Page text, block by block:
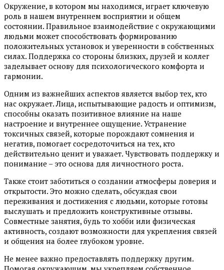
Окружение, в котором мы находимся, играет ключевую
роль в нашем внутреннем восприятии и общем
состоянии. Правильное взаимодействие с окружающими
людьми может способствовать формированию
положительных установок и уверенности в собственных
силах. Поддержка со стороны близких, друзей и коллег
заделывает основу для психологического комфорта и
гармонии.
Одним из важнейших аспектов является выбор тех, кто
нас окружает. Лица, испытывающие радость и оптимизм,
способны оказать позитивное влияние на наше
настроение и внутреннее ощущение. Устранение
токсичных связей, которые порождают сомнения и
негатив, помогает сосредоточиться на тех, кто
действительно ценит и уважает. Чувствовать поддержку и
понимание – это основа для личностного роста.
Также стоит заботиться о создании атмосферы доверия и
открытости. Это можно сделать, обсуждая свои
переживания и достижения с людьми, которые готовы
выслушать и предложить конструктивные отзывы.
Совместные занятия, будь то хобби или физическая
активность, создают возможности для укрепления связей
и общения на более глубоком уровне.
Не менее важно предоставлять поддержку другим.